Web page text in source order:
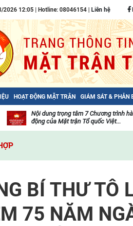
2026 12:05 | Hotline: 08046154 | Liên hệ
HOẠT ĐỘNG MẶT TRẬN GIÁM SÁT & PHẢN
viện
Nội dung trọng tâm 7 Chương trình
động của Mặt trận Tổ quốc Việt...
BÍ THƯ TÔ
75 NĂM